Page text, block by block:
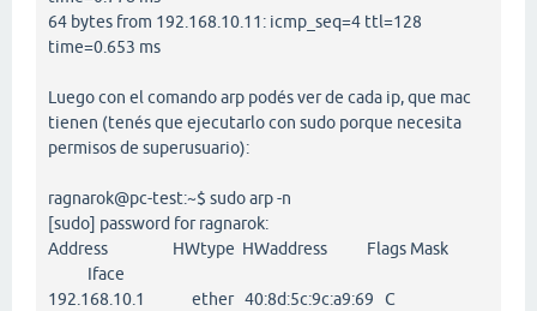
64 bytes from 192.168.10.11: icmp_seq=4 ttl=128
time=0.653 ms
Luego con el comando arp podés ver de cada ip, que mac
tienen (tenés que ejecutarlo con sudo porque necesita
permisos de superusuario):
ragnarok@pc-test:~$ sudo arp -n
[sudo] password for ragnarok:
Address HWtype HWaddress Flags Mask
Iface
192.168.10.1 ether 40:8d:5c:9c:a9:69 C